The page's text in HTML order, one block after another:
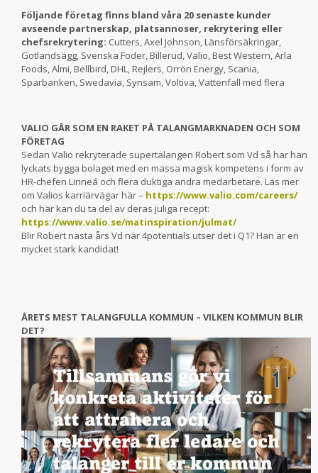
Följande företag finns bland våra 20 senaste kunder
avseende partnerskap, platsannoser, rekrytering eller
chefsrekrytering: Cutters, Axel Johnson, Länsförsäkringar,
Gotlandsägg, Svenska Foder, Billerud, Valio, Best Western, Arla
Foods, Almi, Bellbird, DHL, Rejlers, Orrön Energy, Scania,
Sparbanken, Swedavia, Synsam, Voltiva, Vattenfall med flera
VALIO GÅR SOM EN RAKET PÅ TALANGMARKNADEN OCH SOM
FÖRETAG
Sedan Valio rekryterade supertalangen Robert som Vd så har han
lyckats bygga bolaget med en massa magisk kompetens i form av
HR-chefen Linneá och flera duktiga andra medarbetare. Läs mer
om Valios karriärvägar här – https://www.valio.com/careers/
och här kan du ta del av deras juliga recept:
https://www.valio.se/matinspiration/julmat/
Blir Robert nästa års Vd när 4potentials utser det i Q1? Han är en
mycket stark kandidat!
ÅRETS MEST TALANGFULLA KOMMUN – VILKEN KOMMUN BLIR
DET?